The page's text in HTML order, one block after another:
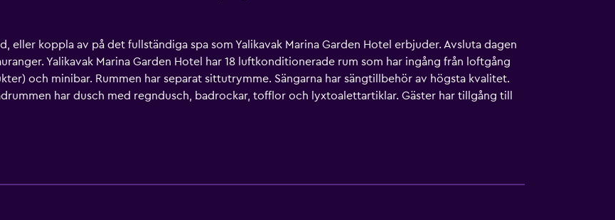
eller koppla av på det fullständiga spa som Yalikavak Marina Garden Hotel erbjuder. Avsluta dagen
Yalikavak Marina Garden Hotel har 18 luftkonditionerade rum som har ingång från loftgång
och minibar. Rummen har separat sittutrymme. Sängarna har sängtillbehör av högsta kvalitet.
har dusch med regndusch, badrockar, tofflor och lyxtoalettartiklar. Gäster har tillgång till
Boendet tillhandahåller skrivbord, värdeförvaringsskåp och telefon. Dessutom har rummen gratis
dagligen och strykjärn/strykbräda kan fås på begäran. Detta hotell har bland annat fitnesscenter